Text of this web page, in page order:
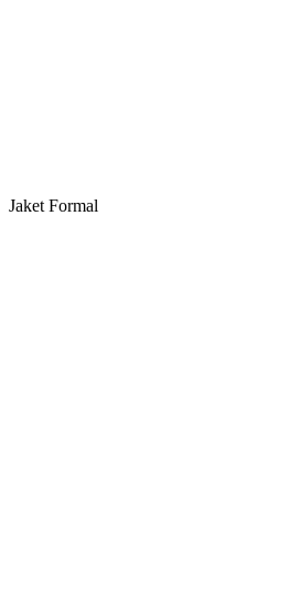
Jaket Formal